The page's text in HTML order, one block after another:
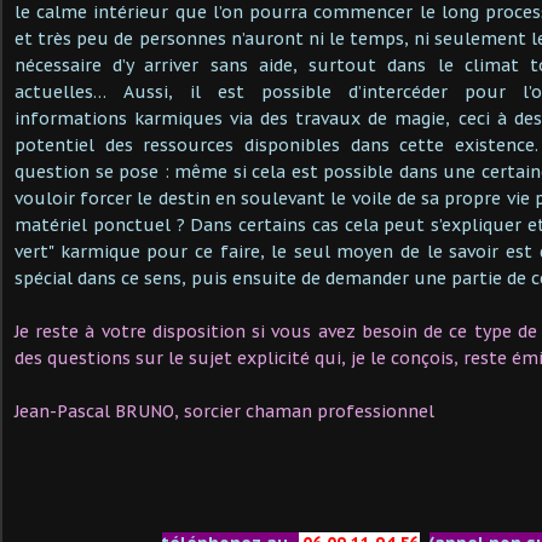
le calme intérieur que l’on pourra commencer le long
et très peu de personnes n’auront ni le temps, ni seulement
nécessaire d’y arriver sans aide, surtout dans le climat
actuelles… Aussi, il est possible d’intercéder pour
informations karmiques via des travaux de magie, ceci à
potentiel des ressources disponibles dans cette
question se pose : même si cela est possible dans une
vouloir forcer le destin en soulevant le voile de sa propre vie
matériel ponctuel ? Dans certains cas cela peut s’expliquer
vert" karmique pour ce faire, le seul moyen de le savoir est
spécial dans ce sens, puis ensuite de demander une partie de
Je reste à votre disposition si vous avez besoin de ce type
des questions sur le sujet explicité qui, je le conçois, reste
Jean-Pascal BRUNO, sorcier chaman professionnel